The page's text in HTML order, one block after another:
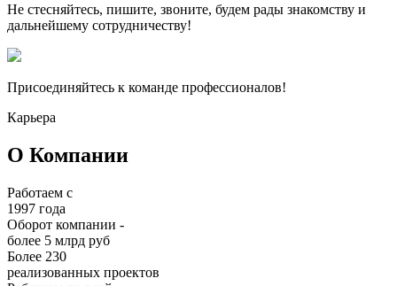
Не стесняйтесь, пишите, звоните, будем рады знакомству и
дальнейшему сотрудничеству!
Присоединяйтесь к команде профессионалов!
Карьера
О Компании
Работаем с
1997 года
Оборот компании -
более 5 млрд руб
Более 230
реализованных проектов